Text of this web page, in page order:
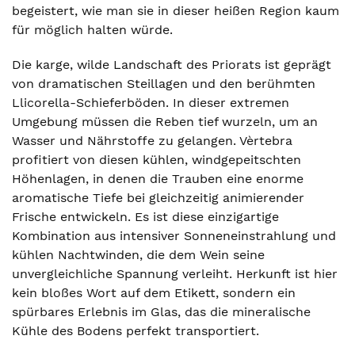
begeistert, wie man sie in dieser heißen Region kaum
für möglich halten würde.
Die karge, wilde Landschaft des Priorats ist geprägt
von dramatischen Steillagen und den berühmten
Llicorella-Schieferböden. In dieser extremen
Umgebung müssen die Reben tief wurzeln, um an
Wasser und Nährstoffe zu gelangen. Vèrtebra
profitiert von diesen kühlen, windgepeitschten
Höhenlagen, in denen die Trauben eine enorme
aromatische Tiefe bei gleichzeitig animierender
Frische entwickeln. Es ist diese einzigartige
Kombination aus intensiver Sonneneinstrahlung und
kühlen Nachtwinden, die dem Wein seine
unvergleichliche Spannung verleiht. Herkunft ist hier
kein bloßes Wort auf dem Etikett, sondern ein
spürbares Erlebnis im Glas, das die mineralische
Kühle des Bodens perfekt transportiert.